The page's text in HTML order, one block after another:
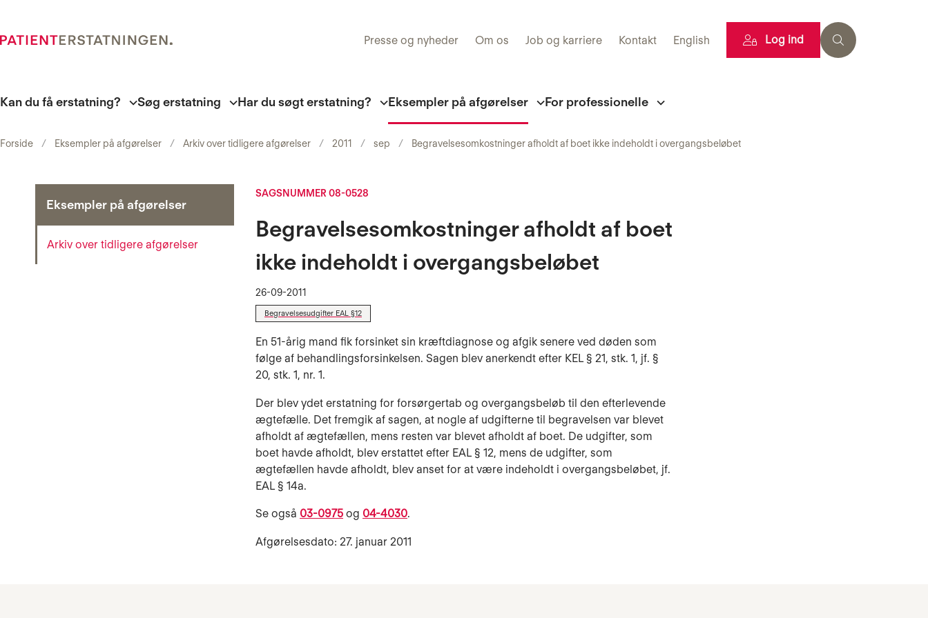
Presse og nyheder Om os Job og karriere Kontakt English Log ind
Kan du få erstatning? Søg erstatning Har du søgt erstatning? Eksempler på afgørelser For professionelle
Forside Eksempler på afgørelser Arkiv over tidligere afgørelser 2011 sep Begravelsesomkostninger afholdt af boet ikke indeholdt i overgangsbeløbet
Eksempler på afgørelser
Arkiv over tidligere afgørelser
SAGSNUMMER 08-0528
Begravelsesomkostninger afholdt af boet
ikke indeholdt i overgangsbeløbet
26-09-2011
Begravelsesudgifter EAL §12
En 51-årig mand fik forsinket sin kræftdiagnose og afgik senere ved døden som
følge af behandlingsforsinkelsen. Sagen blev anerkendt efter KEL § 21, stk. 1, jf. §
20, stk. 1, nr. 1.
Der blev ydet erstatning for forsørgertab og overgangsbeløb til den efterlevende
ægtefælle. Det fremgik af sagen, at nogle af udgifterne til begravelsen var blevet
afholdt af ægtefællen, mens resten var blevet afholdt af boet. De udgifter, som
boet havde afholdt, blev erstattet efter EAL § 12, mens de udgifter, som
ægtefællen havde afholdt, blev anset for at være indeholdt i overgangsbeløbet, jf.
EAL § 14a.
Se også 03-0975 og 04-4030.
Afgørelsesdato: 27. januar 2011